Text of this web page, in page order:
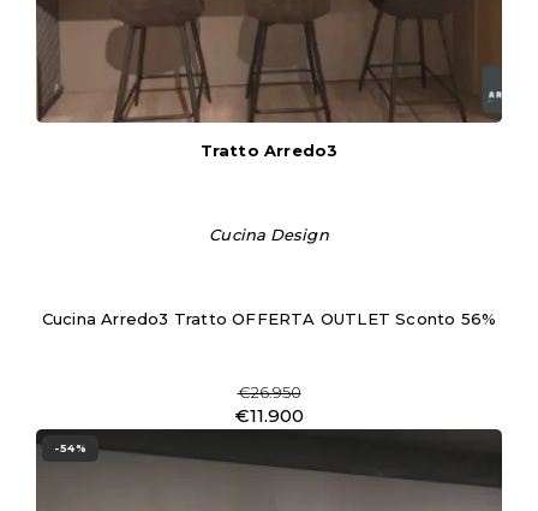
Tratto Arredo3
Cucina Design
Cucina Arredo3 Tratto OFFERTA OUTLET Sconto 56%
€26.950
€11.900
-54%